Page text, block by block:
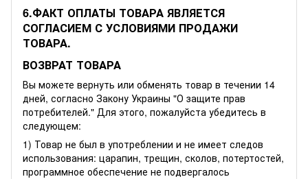
6.ФАКТ ОПЛАТЫ ТОВАРА ЯВЛЯЕТСЯ
СОГЛАСИЕМ С УСЛОВИЯМИ ПРОДАЖИ
ТОВАРА.
ВОЗВРАТ ТОВАРА
Вы можете вернуть или обменять товар в течении 14
дней, согласно Закону Украины "О защите прав
потребителей." Для этого, пожалуйста убедитесь в
следующем:
1) Товар не был в употреблении и не имеет следов
использования: царапин, трещин, сколов, потертостей,
программное обеспечение не подвергалось